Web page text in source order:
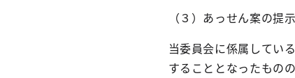
（３）あっせん案の提
当委員会に係属してい
することとなったもの